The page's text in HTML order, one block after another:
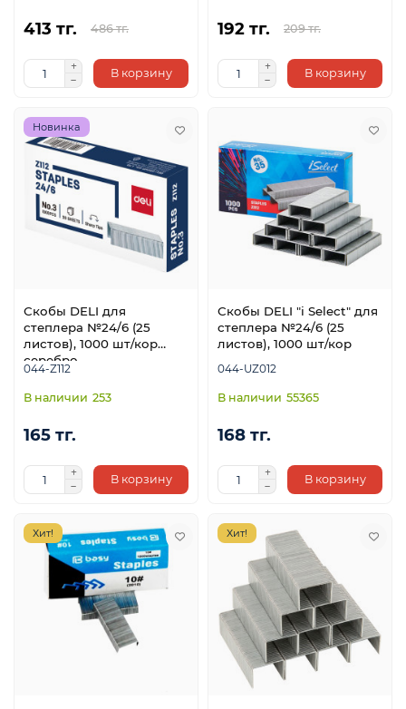
413 тг. 486 тг.
В корзину
192 тг. 209 тг.
В корзину
Новинка
Скобы DELI для
степлера №24/6 (25
листов), 1000 шт/кор
серебро
044-Z112
253
165 тг.
В корзину
Скобы DELI "i Select" для
степлера №24/6 (25
листов), 1000 шт/кор
044-UZ012
55365
168 тг.
В корзину
Хит! Хит!